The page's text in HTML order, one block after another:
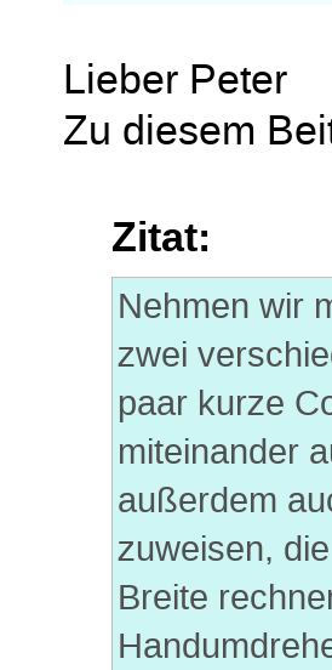
Lieber Peter
Zu diesem
Zitat:
Nehmen wir
zwei
paar kurze
miteinander
außerdem
zuweisen,
Breite